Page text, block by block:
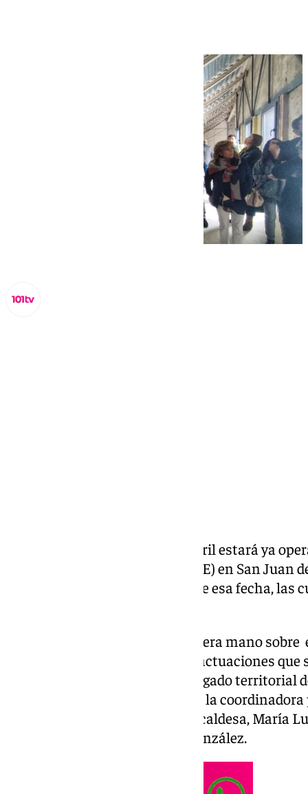
A finales del próximo mes de abril estará ya
Servicio Andaluz de Empleo (SAE) en San Juan
esperan que acaben alrededor de esa fecha,
Para tener información de primera mano sobre
rehabilitación del edificio y las actuaciones que
desplazado a la localidad el delegado territorial
Autónomo, Antonio Augustín, y la
Agredano, en compañía de la alcaldesa, María
provincial del SEPE, Enrique González.